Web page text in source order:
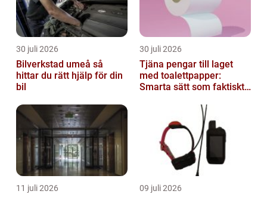
30 juli 2026
Bilverkstad umeå så
hittar du rätt hjälp för din
bil
30 juli 2026
Tjäna pengar till laget
med toalettpapper:
Smarta sätt som faktiskt
11 juli 2026 09 juli 2026